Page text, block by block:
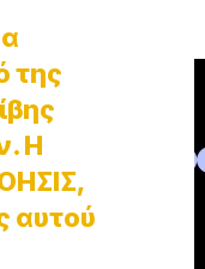
της
Η
αυτού